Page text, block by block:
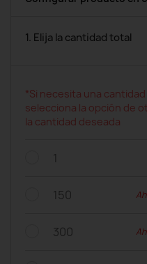
1. Elija la cantidad total
*Si necesita una
selecciona la opción de
la cantidad deseada
1
150
300